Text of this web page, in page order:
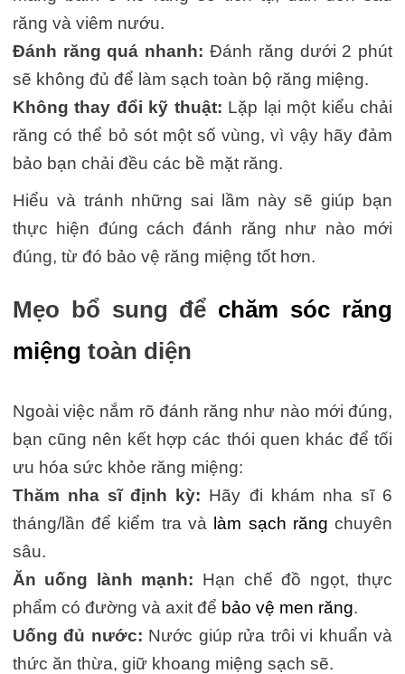
răng và viêm nướu.
Đánh răng quá nhanh: Đánh răng dưới 2 phút
sẽ không đủ để làm sạch toàn bộ răng miệng.
Không thay đổi kỹ thuật: Lặp lại một kiểu chải
răng có thể bỏ sót một số vùng, vì vậy hãy đảm
bảo bạn chải đều các bề mặt răng.
Hiểu và tránh những sai lầm này sẽ giúp bạn
thực hiện đúng cách đánh răng như nào mới
đúng, từ đó bảo vệ răng miệng tốt hơn.
Mẹo bổ sung để chăm sóc răng
miệng toàn diện
Ngoài việc nắm rõ đánh răng như nào mới đúng,
bạn cũng nên kết hợp các thói quen khác để tối
ưu hóa sức khỏe răng miệng:
Thăm nha sĩ định kỳ: Hãy đi khám nha sĩ 6
tháng/lần để kiểm tra và làm sạch răng chuyên
sâu.
Ăn uống lành mạnh: Hạn chế đồ ngọt, thực
phẩm có đường và axit để bảo vệ men răng.
Uống đủ nước: Nước giúp rửa trôi vi khuẩn và
thức ăn thừa, giữ khoang miệng sạch sẽ.